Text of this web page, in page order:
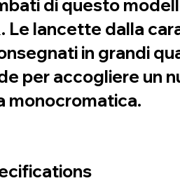
di questo
Le lancette dalla
in grandi
per accogliere un
monocromatica.